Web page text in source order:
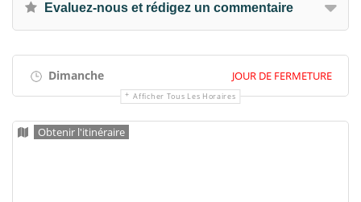
Evaluez-nous et rédigez un commentaire
Dimanche JOUR DE FERMETURE
Afficher Tous Les Horaires
Obtenir l'itinéraire